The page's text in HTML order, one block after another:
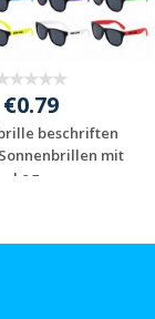
€0.79
beschriften
mit
Log...